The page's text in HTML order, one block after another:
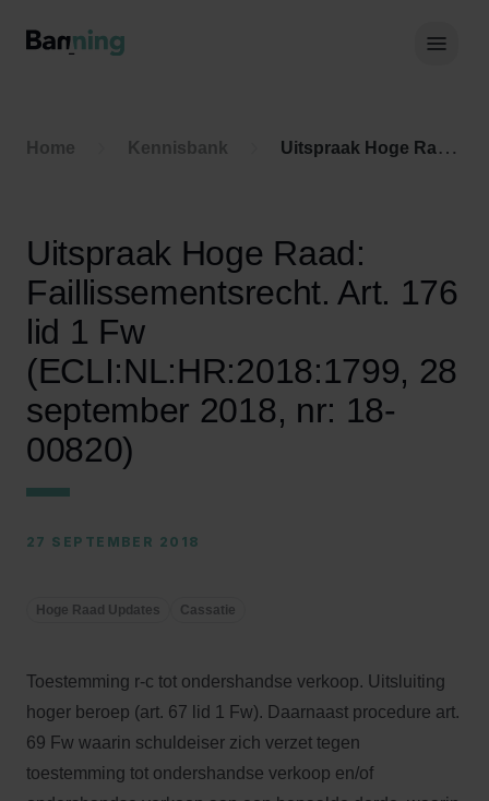
Home Kennisbank Uitspraak Hoge Raad: Faillissementsrecht. Art. 176 lid 1 Fw (ECLI:NL:HR:2018:1799, 28 september 2018, nr: 18-00820)
Uitspraak Hoge Raad:
Faillissementsrecht. Art. 176
lid 1 Fw
(ECLI:NL:HR:2018:1799, 28
september 2018, nr: 18-
00820)
27 SEPTEMBER 2018
Hoge Raad Updates Cassatie
Toestemming r-c tot ondershandse verkoop. Uitsluiting
hoger beroep (art. 67 lid 1 Fw). Daarnaast procedure art.
69 Fw waarin schuldeiser zich verzet tegen
toestemming tot ondershandse verkoop en/of